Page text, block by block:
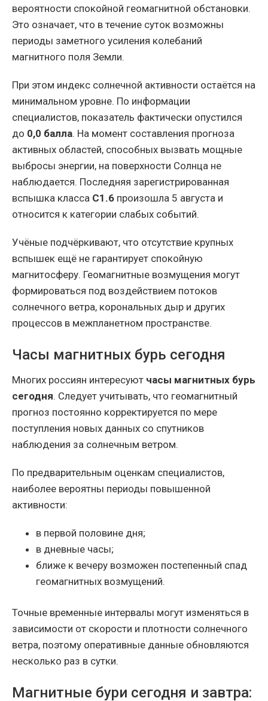
вероятности спокойной геомагнитной обстановки.
Это означает, что в течение суток возможны
периоды заметного усиления колебаний
магнитного поля Земли.
При этом индекс солнечной активности остаётся на
минимальном уровне. По информации
специалистов, показатель фактически опустился
до 0,0 балла. На момент составления прогноза
активных областей, способных вызвать мощные
выбросы энергии, на поверхности Солнца не
наблюдается. Последняя зарегистрированная
вспышка класса C1.6 произошла 5 августа и
относится к категории слабых событий.
Учёные подчёркивают, что отсутствие крупных
вспышек ещё не гарантирует спокойную
магнитосферу. Геомагнитные возмущения могут
формироваться под воздействием потоков
солнечного ветра, корональных дыр и других
процессов в межпланетном пространстве.
Часы магнитных бурь сегодня
Многих россиян интересуют часы магнитных бурь
сегодня. Следует учитывать, что геомагнитный
прогноз постоянно корректируется по мере
поступления новых данных со спутников
наблюдения за солнечным ветром.
По предварительным оценкам специалистов,
наиболее вероятны периоды повышенной
активности:
в первой половине дня;
в дневные часы;
ближе к вечеру возможен постепенный спад
геомагнитных возмущений.
Точные временные интервалы могут изменяться в
зависимости от скорости и плотности солнечного
ветра, поэтому оперативные данные обновляются
несколько раз в сутки.
Магнитные бури сегодня и завтра: